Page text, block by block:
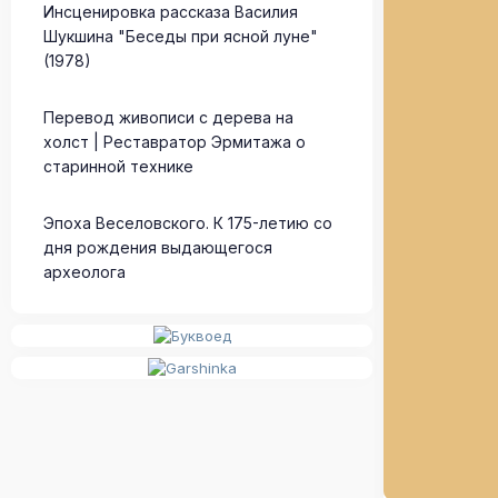
Инсценировка рассказа Василия
Шукшина "Беседы при ясной луне"
(1978)
Перевод живописи с дерева на
холст | Реставратор Эрмитажа о
старинной технике
Эпоха Веселовского. К 175-летию со
дня рождения выдающегося
археолога